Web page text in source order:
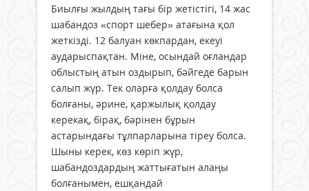
Биылғы жылдың тағы бір жетістігі, 14 жас
шабандоз «спорт шебер» атағына қол
жеткізді. 12 балуан көкпардан, екеуі
аударыспақтан. Міне, осындай оғландар
облыстың атын оздырып, бәйгеде барын
салып жүр. Тек оларға қолдау болса
болғаны, әрине, қаржылық қолдау
керекақ, бірақ, бәрінен бұрын
астарындағы тұлпарларына тіреу болса.
Шыны керек, көз көріп жүр,
шабандоздардың жаттығатын алаңы
болғанымен, ешқандай